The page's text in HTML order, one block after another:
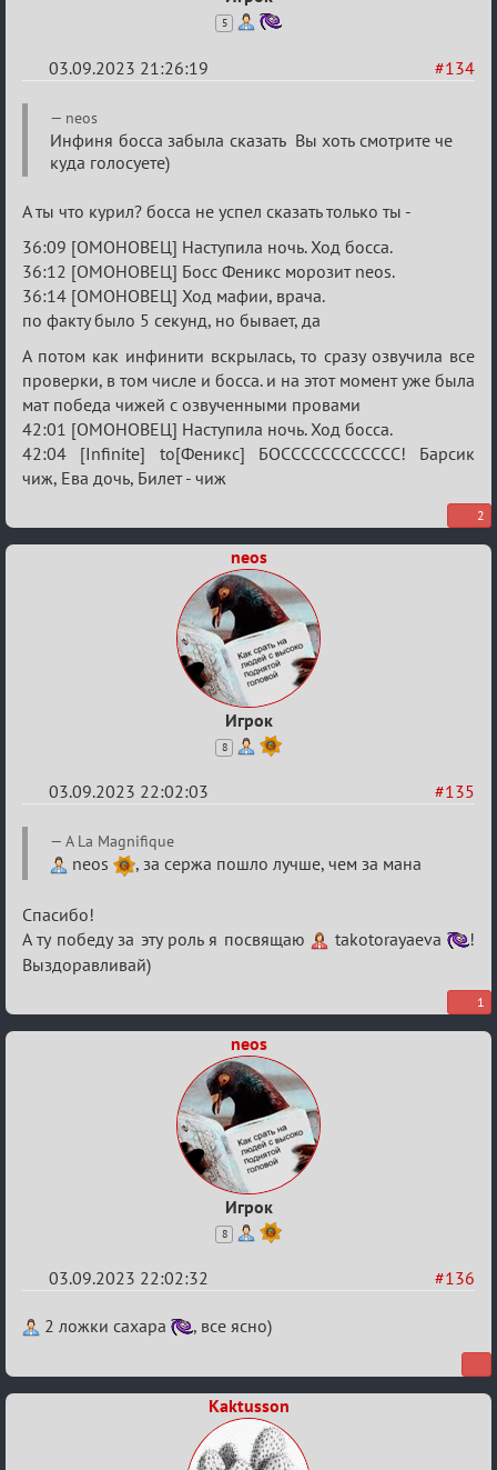
5
#134
03.09.2023 21:26:19
Re:
Waiting
XI
neos
Инфиня босса забыла сказать Вы хоть смотрите че
куда голосуете)
А ты что курил? босса не успел сказать только ты -
36:09 [ОМОНОВЕЦ] Наступила ночь. Ход босса.
36:12 [ОМОНОВЕЦ] Босс Феникс морозит neos.
36:14 [ОМОНОВЕЦ] Ход мафии, врача.
по факту было 5 секунд, но бывает, да
А потом как инфинити вскрылась, то сразу озвучила все
проверки, в том числе и босса. и на этот момент уже была
мат победа чижей с озвученными провами
42:01 [ОМОНОВЕЦ] Наступила ночь. Ход босса.
42:04 [Infinite] to[Феникс] БОСССССССССССС! Барсик
чиж, Ева дочь, Билет - чиж
2
neos
Игрок
8
#135
03.09.2023 22:02:03
Re:
Waiting
A La Magnifique
neos , за сержа пошло лучше, чем за мана
Спасибо!
А ту победу за эту роль я посвящаю
takotorayaeva
!
Выздоравливай)
1
neos
Игрок
8
#136
03.09.2023 22:02:32
Re:
XI
2 ложки сахара , все ясно)
Kaktusson